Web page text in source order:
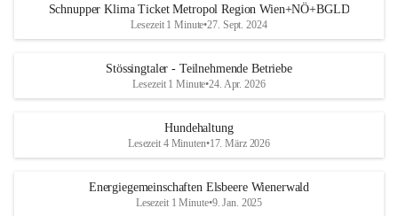
Schnupper Klima Ticket Metropol Region Wien+NÖ+BGLD
Lesezeit 1 Minute•27. Sept. 2024
Stössingtaler - Teilnehmende Betriebe
Lesezeit 1 Minute•24. Apr. 2026
Hundehaltung
Lesezeit 4 Minuten•17. März 2026
Energiegemeinschaften Elsbeere Wienerwald
Lesezeit 1 Minute•9. Jan. 2025